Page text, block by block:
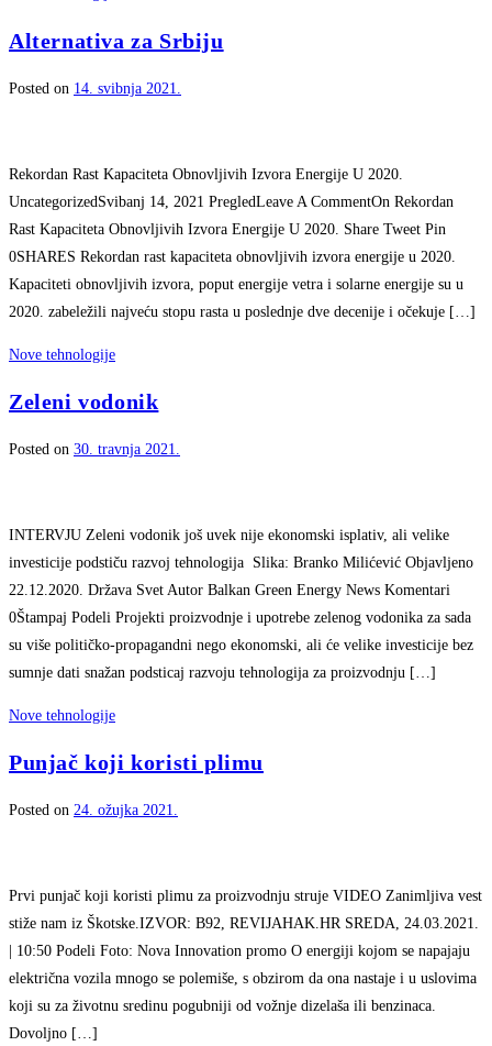
Alternativa za Srbiju
Posted on 14. svibnja 2021.
Rekordan Rast Kapaciteta Obnovljivih Izvora Energije U 2020.
UncategorizedSvibanj 14, 2021 PregledLeave A CommentOn Rekordan
Rast Kapaciteta Obnovljivih Izvora Energije U 2020. Share Tweet Pin
0SHARES Rekordan rast kapaciteta obnovljivih izvora energije u 2020.
Kapaciteti obnovljivih izvora, poput energije vetra i solarne energije su u
2020. zabeležili najveću stopu rasta u poslednje dve decenije i očekuje […]
Nove tehnologije
Zeleni vodonik
Posted on 30. travnja 2021.
INTERVJU Zeleni vodonik još uvek nije ekonomski isplativ, ali velike
investicije podstiču razvoj tehnologija Slika: Branko Milićević Objavljeno
22.12.2020. Država Svet Autor Balkan Green Energy News Komentari
0Štampaj Podeli Projekti proizvodnje i upotrebe zelenog vodonika za sada
su više političko-propagandni nego ekonomski, ali će velike investicije bez
sumnje dati snažan podsticaj razvoju tehnologija za proizvodnju […]
Nove tehnologije
Punjač koji koristi plimu
Posted on 24. ožujka 2021.
Prvi punjač koji koristi plimu za proizvodnju struje VIDEO Zanimljiva vest
stiže nam iz Škotske.IZVOR: B92, REVIJAHAK.HR SREDA, 24.03.2021.
| 10:50 Podeli Foto: Nova Innovation promo O energiji kojom se napajaju
električna vozila mnogo se polemiše, s obzirom da ona nastaje i u uslovima
koji su za životnu sredinu pogubniji od vožnje dizelaša ili benzinaca.
Dovoljno […]